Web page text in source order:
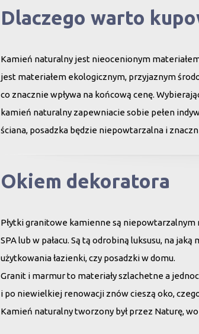
Dlaczego warto
Kamień naturalny jest nieocenionym
jest materiałem ekologicznym, przyjaznym
co znacznie wpływa na końcową cenę.
kamień naturalny zapewniacie sobie pełen
ściana, posadzka będzie niepowtarzalna i
Okiem dekoratora
Płytki granitowe kamienne są niepowtarzalnym
SPA lub w pałacu. Są tą odrobiną luksusu, na
użytkowania łazienki, czy posadzki w domu.
Granit i marmur to materiały szlachetne a
i po niewielkiej renowacji znów cieszą oko,
Kamień naturalny tworzony był przez Naturę,